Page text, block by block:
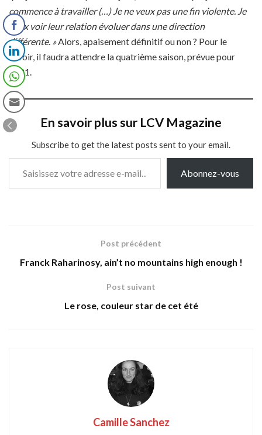
commence à travailler (…) Je ne veux pas une fin violente. Je
veux voir leur relation évoluer dans une direction
différente. »Alors, apaisement définitif ou non ? Pour le
savoir, il faudra attendre la quatrième saison, prévue pour
2021.
En savoir plus sur LCV Magazine
Subscribe to get the latest posts sent to your email.
Saisissez votre adresse e-mail…
Abonnez-vous
Post précédent
Franck Raharinosy, ain’t no mountains high enough !
Post suivant
Le rose, couleur star de cet été
Camille Sanchez